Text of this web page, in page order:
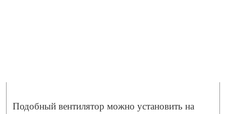
Подобный вентилятор можно установить на